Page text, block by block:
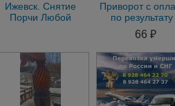
Ижевск. Снятие
Порчи Любой
Порчи
Приворот с
по результату
без 66 ₽